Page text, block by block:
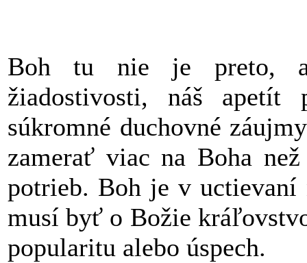
Boh tu nie je preto,
žiadostivosti, náš apetít
súkromné duchovné
zamerať viac na Boha
potrieb. Boh je v uctievaní
musí byť o Božie
popularitu alebo úspech.